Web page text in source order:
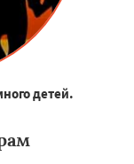
детей.